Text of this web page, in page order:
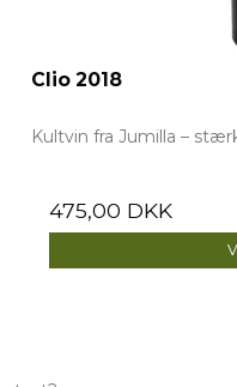
Clio 2018
Kultvin fra Jumilla –
475,00 DKK